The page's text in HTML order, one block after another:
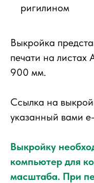
ригилином
Выкройка
печати на
900 мм.
Ссылка на
указанный вами
Выкройку
компьютер для
масштаба. При